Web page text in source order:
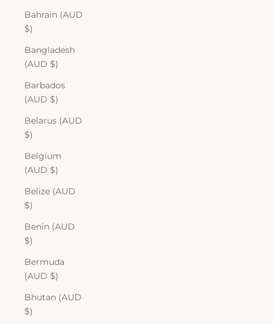
Bahrain (AUD
$)
Bangladesh
(AUD $)
Barbados
(AUD $)
Belarus (AUD
$)
Belgium
(AUD $)
Belize (AUD
$)
Benin (AUD
$)
Bermuda
(AUD $)
Bhutan (AUD
$)